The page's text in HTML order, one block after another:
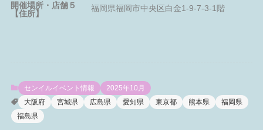
開催場所・店舗５
【住所】
福岡県福岡市中央区白金1-9-7-3-1階
センイルイベント情報
2025年10月
大阪府
宮城県 広島県 愛知県 東京都 熊本県
福岡県
福島県